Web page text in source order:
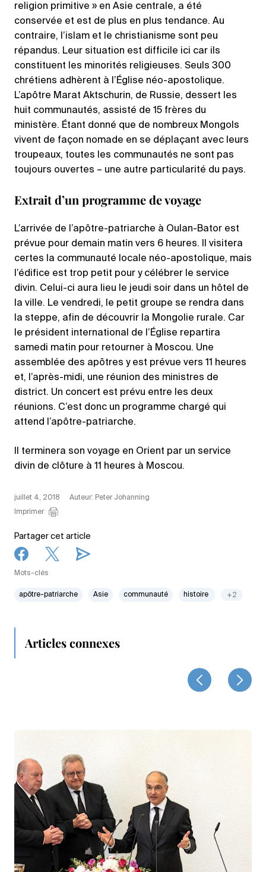
religion primitive » en Asie centrale, a été
conservée et est de plus en plus tendance. Au
contraire, l’islam et le christianisme sont peu
répandus. Leur situation est difficile ici car ils
constituent les minorités religieuses. Seuls 300
chrétiens adhèrent à l’Église néo-apostolique.
L’apôtre Marat Aktschurin, de Russie, dessert les
huit communautés, assisté de 15 frères du
ministère. Étant donné que de nombreux Mongols
vivent de façon nomade en se déplaçant avec leurs
troupeaux, toutes les communautés ne sont pas
toujours ouvertes – une autre particularité du pays.
Extrait d’un programme de voyage
L’arrivée de l’apôtre-patriarche à Oulan-Bator est
prévue pour demain matin vers 6 heures. Il visitera
certes la communauté locale néo-apostolique, mais
l’édifice est trop petit pour y célébrer le service
divin. Celui-ci aura lieu le jeudi soir dans un hôtel de
la ville. Le vendredi, le petit groupe se rendra dans
la steppe, afin de découvrir la Mongolie rurale. Car
le président international de l’Église repartira
samedi matin pour retourner à Moscou. Une
assemblée des apôtres y est prévue vers 11 heures
et, l’après-midi, une réunion des ministres de
district. Un concert est prévu entre les deux
réunions. C’est donc un programme chargé qui
attend l’apôtre-patriarche.
Il terminera son voyage en Orient par un service
divin de clôture à 11 heures à Moscou.
juillet 4, 2018
Auteur: Peter Johanning
Imprimer
Partager cet article
Mots-clés
apôtre-patriarche Asie communauté histoire +2
Articles connexes